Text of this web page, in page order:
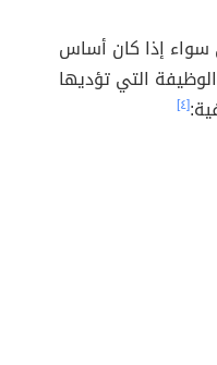
إذا كان أساس
التي تؤديها
[٤]